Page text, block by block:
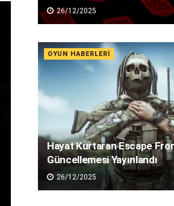
26/12/2025
OYUN HABERLERI
Hayat Kurtaran Escape
Güncellemesi Yayınlandı
26/12/2025